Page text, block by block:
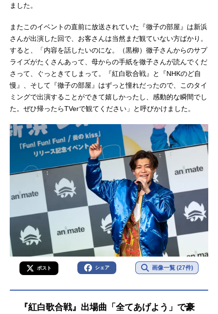
ました。
またこのイベントの直前に放送されていた『徹子の部屋』は新浜
さんが出演した回で、お客さんは当然まだ観ていない方ばかり。
すると、「内容を話したいのにな。（黒柳）徹子さんからのサプ
ライズがたくさんあって、母からの手紙を徹子さんが読んでくだ
さって、ぐっときてしまって。『紅白歌合戦』と『NHKのど自
慢』、そして『徹子の部屋』はずっと憧れだったので、このタイ
ミングで出演することができて嬉しかったし、感動的な瞬間でし
た。ぜひ帰ったらTVerで観てください」と呼びかけました。
ポスト シェア 画像一覧 (27件)
『紅白歌合戦』出場曲「全てあげよう」で豪